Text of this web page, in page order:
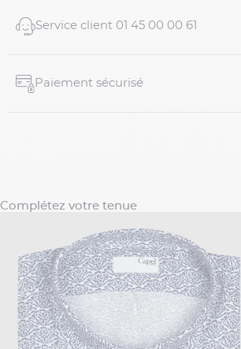
Service client 01 45 00 00 61
Paiement sécurisé
Complétez votre tenue